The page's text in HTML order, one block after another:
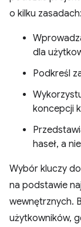
o kilku zasadach:
dla
Podkreśl
koncepcji
haseł, a
Wybór kluczy
na podstawie
wewnętrznych.
użytkowników,